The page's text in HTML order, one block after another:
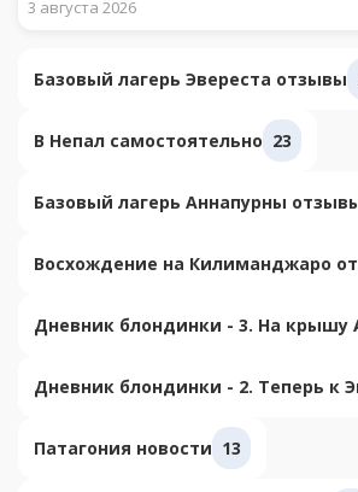
3 августа 2026
Базовый лагерь Эвереста отзывы
В Непал самостоятельно 23
Базовый лагерь Аннапурны
Восхождение на Килиманджаро
Дневник блондинки - 3. На крышу
Дневник блондинки - 2. Теперь к
Патагония новости 13